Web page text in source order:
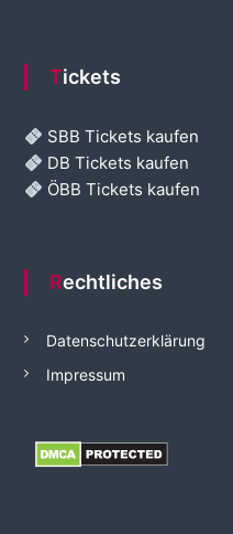
Tickets
SBB Tickets kaufen
DB Tickets kaufen
ÖBB Tickets kaufen
Rechtliches
Datenschutzerklärung
Impressum